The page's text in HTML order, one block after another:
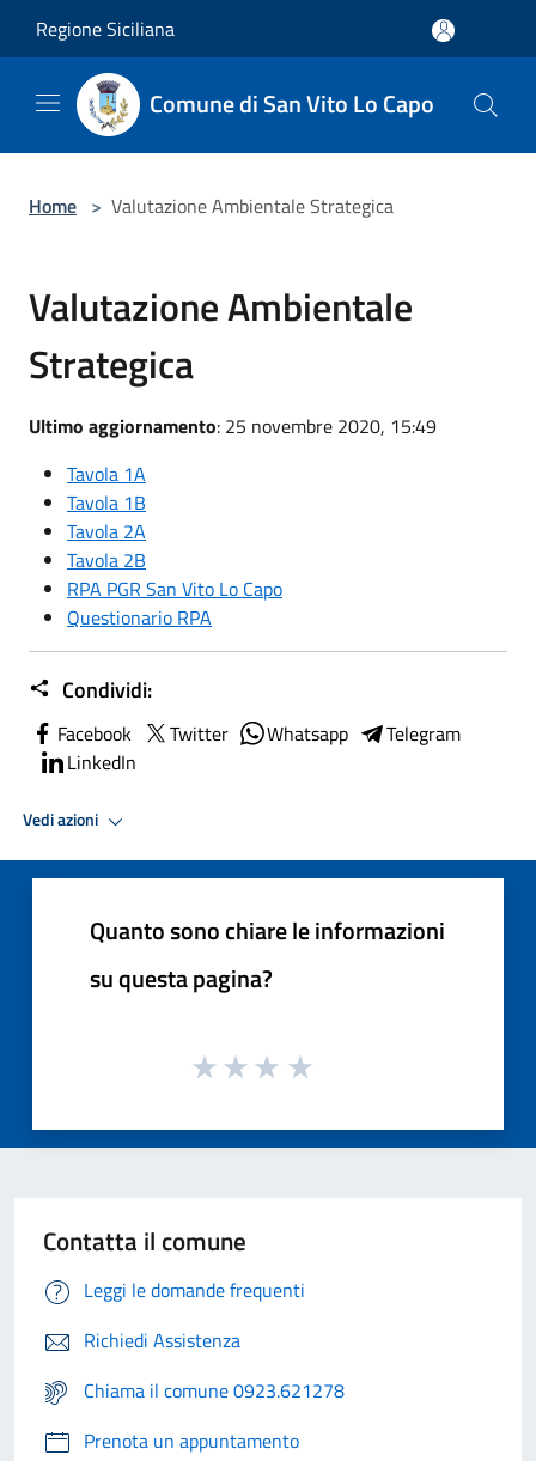
Regione Siciliana
Comune di San Vito Lo Capo
Home > Valutazione Ambientale Strategica
Valutazione Ambientale
Strategica
Ultimo aggiornamento: 25 novembre 2020, 15:49
Tavola 1A
Tavola 1B
Tavola 2A
Tavola 2B
RPA PGR San Vito Lo Capo
Questionario RPA
Condividi:
Facebook Twitter Whatsapp
Telegram
LinkedIn
Vedi azioni
Quanto sono chiare le informazioni
su questa pagina?
Contatta il comune
Leggi le domande frequenti
Richiedi Assistenza
Chiama il comune 0923.621278
Prenota un appuntamento